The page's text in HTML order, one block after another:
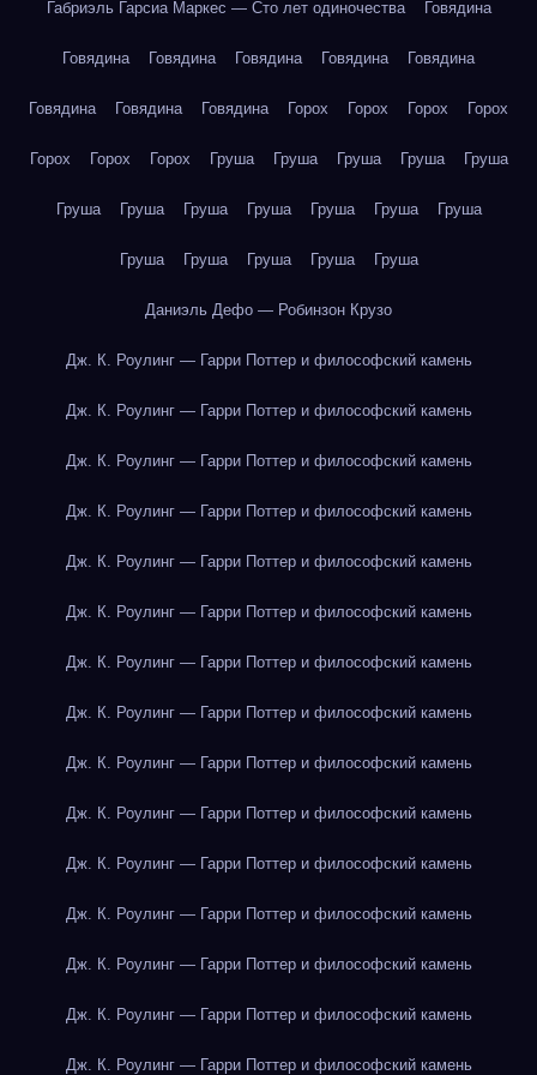
Габриэль Гарсиа Маркес — Сто лет одиночества Говядина
Говядина Говядина Говядина Говядина Говядина
Говядина Говядина Говядина Горох Горох Горох Горох
Горох Горох Горох Груша Груша Груша Груша Груша
Груша Груша Груша Груша Груша Груша Груша
Груша Груша Груша Груша Груша
Даниэль Дефо — Робинзон Крузо
Дж. К. Роулинг — Гарри Поттер и философский камень
Дж. К. Роулинг — Гарри Поттер и философский камень
Дж. К. Роулинг — Гарри Поттер и философский камень
Дж. К. Роулинг — Гарри Поттер и философский камень
Дж. К. Роулинг — Гарри Поттер и философский камень
Дж. К. Роулинг — Гарри Поттер и философский камень
Дж. К. Роулинг — Гарри Поттер и философский камень
Дж. К. Роулинг — Гарри Поттер и философский камень
Дж. К. Роулинг — Гарри Поттер и философский камень
Дж. К. Роулинг — Гарри Поттер и философский камень
Дж. К. Роулинг — Гарри Поттер и философский камень
Дж. К. Роулинг — Гарри Поттер и философский камень
Дж. К. Роулинг — Гарри Поттер и философский камень
Дж. К. Роулинг — Гарри Поттер и философский камень
Дж. К. Роулинг — Гарри Поттер и философский камень